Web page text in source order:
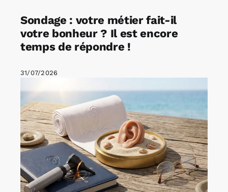
Sondage : votre métier fait-il
votre bonheur ? Il est encore
temps de répondre !
31/07/2026